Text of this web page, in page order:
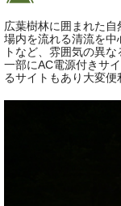
広葉樹林に囲まれた自
場内を流れる清流を
トなど、雰囲気の異
一部にAC電源付きサ
るサイトもあり大変便